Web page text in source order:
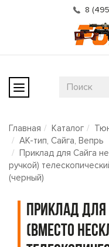
8
Главная Каталог
АК-тип, Сайга, Вепрь
Приклад для Сайга
ручкой)
(черный)
Приклад для
(вместо